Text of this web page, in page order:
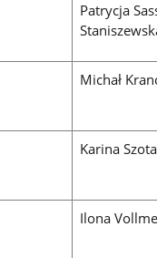
Patrycja
Michał
Karina Szota
Ilona